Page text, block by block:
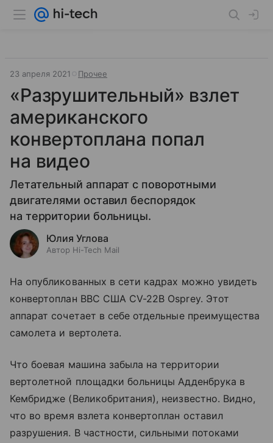
23 апреля 2021 Прочее
«Разрушительный» взлет
американского
конвертоплана попал
на видео
Летательный аппарат с поворотными
двигателями оставил беспорядок
на территории больницы.
Юлия Углова
Автор Hi-Tech Mail
На опубликованных в сети кадрах можно увидеть
конвертоплан ВВС США CV-22B Osprey. Этот
аппарат сочетает в себе отдельные преимущества
самолета и вертолета.
Что боевая машина забыла на территории
вертолетной площадки больницы Адденбрука в
Кембридже (Великобритания), неизвестно. Видно,
что во время взлета конвертоплан оставил
разрушения. В частности, сильными потоками